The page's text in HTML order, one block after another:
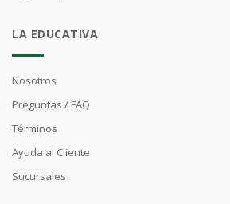
LA EDUCATIVA
Nosotros
Preguntas / FAQ
Términos
Ayuda al Cliente
Sucursales